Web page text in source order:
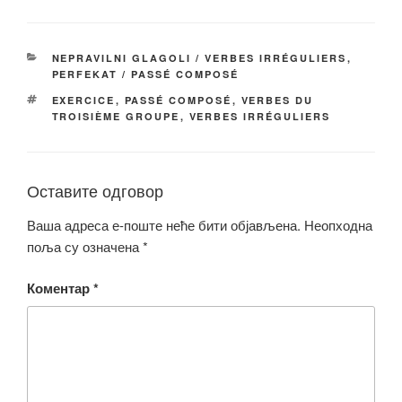
e
b
o
er y
Li
n
e
КАТЕГОРИЈЕ
NEPRAVILNI GLAGOLI / VERBES IRRÉGULIERS ,
PERFEKAT / PASSÉ COMPOSÉ
ОЗНАКЕ
EXERCICE , PASSÉ COMPOSÉ , VERBES DU
TROISIÈME GROUPE , VERBES IRRÉGULIERS
Оставите одговор
Ваша адреса е-поште неће бити објављена. Неопходна
поља су означена*
Коментар*